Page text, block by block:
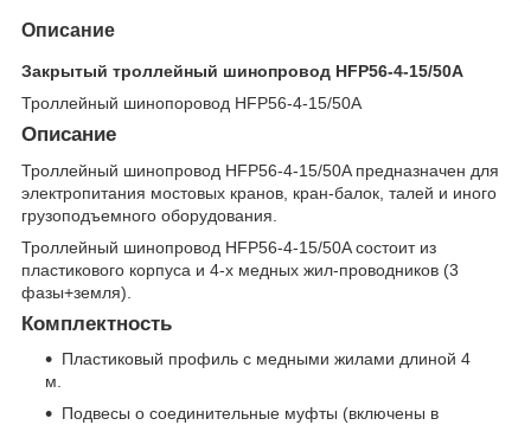
Описание
Закрытый троллейный шинопровод HFP56-4-15/50A
Троллейный шинопоровод HFP56-4-15/50A
Описание
Троллейный шинопровод HFP56-4-15/50A предназначен для
электропитания мостовых кранов, кран-балок, талей и иного
грузоподъемного оборудования.
Троллейный шинопровод HFP56-4-15/50A состоит из
пластикового корпуса и 4-х медных жил-проводников (3
фазы+земля).
Комплектность
Пластиковый профиль с медными жилами длиной 4
м.
Подвесы о соединительные муфты (включены в